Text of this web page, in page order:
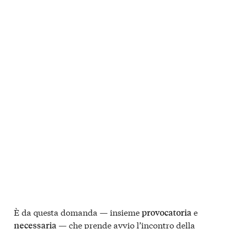
È da questa domanda — insiemeprovocatoriae
necessaria— che prende avvio l’incontro della